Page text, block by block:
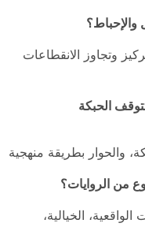
والإحباط؟
وتجاوز الانقطاعات
الحبكة
والحوار بطريقة منهجية
من الروايات؟
الخيالية،